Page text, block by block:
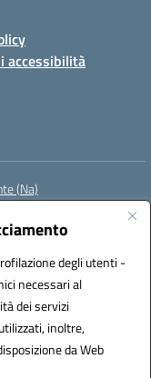
degli utenti -
necessari al
dei servizi
inoltre,
da Web
accessibilità
(Na)
ISTSC_NAIC86400X